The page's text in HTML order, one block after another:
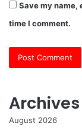
Save my name,
time I comment.
Archives
August 2026